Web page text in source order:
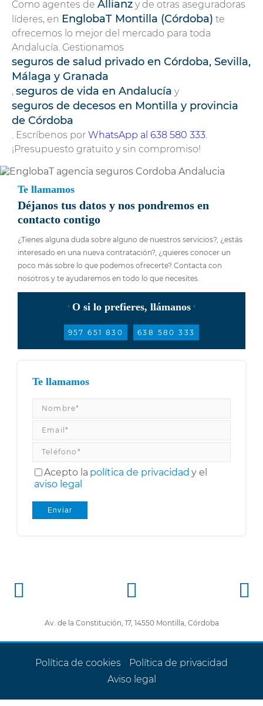
Como agentes de Allianz y de otras aseguradoras
líderes, en EnglobaT Montilla (Córdoba) te
ofrecemos lo mejor del mercado para toda
Andalucía. Gestionamos
seguros de salud privado en Córdoba, Sevilla,
Málaga y Granada
, seguros de vida en Andalucía y
seguros de decesos en Montilla y provincia
de Córdoba
. Escríbenos por WhatsApp al 638 580 333.
¡Presupuesto gratuito y sin compromiso!
Te llamamos
Déjanos tus datos y nos pondremos en
contacto contigo
¿Tienes alguna duda sobre alguno de nuestros servicios?, ¿estás
interesado en una nueva contratación?, ¿quieres conocer un
poco más sobre lo que podemos ofrecerte? Contacta con
nosotros y te ayudaremos en todo lo que necesites.
O si lo prefieres, llámanos
957 651 830 638 580 333
Te llamamos
Acepto la política de privacidad y el
aviso legal
Av. de la Constitución, 17, 14550 Montilla, Córdoba
Política de cookies
Política de privacidad
Aviso legal